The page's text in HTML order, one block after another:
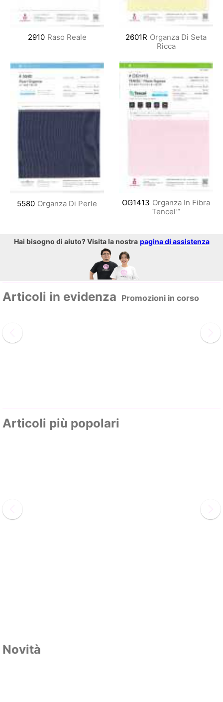
2910 Raso Reale 2601R Organza Di Seta
Ricca
5580 Organza Di Perle OG1413 Organza In Fibra
Tencel™
Hai bisogno di aiuto? Visita la nostra pagina di assistenza
Articoli in evidenza Promozioni in corso
Articoli più popolari
Novità